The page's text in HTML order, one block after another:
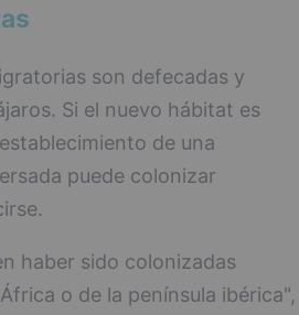
son defecadas y
Si el nuevo hábitat es
de una
puede colonizar
haber sido colonizadas
o de la península ibérica",